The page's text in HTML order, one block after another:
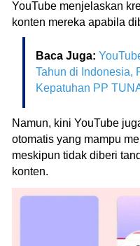
YouTube menjelaskan
konten mereka apabila
Baca Juga:
Tahun di Indonesia,
Kepatuhan PP
Namun, kini YouTube
otomatis yang mampu
meskipun tidak diberi
konten.